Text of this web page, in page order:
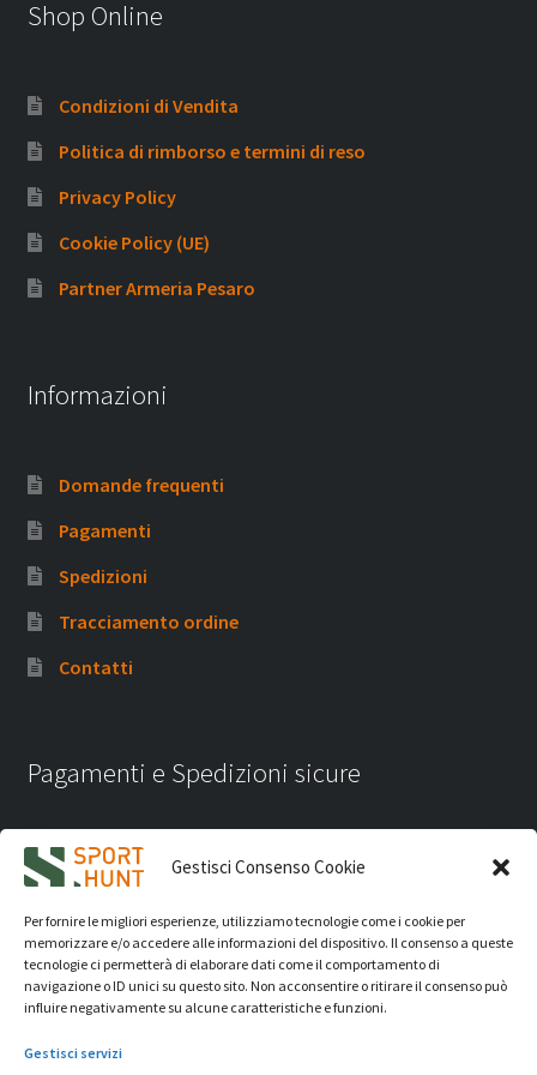
Gestisci Consenso Cookie
Per fornire le migliori esperienze, utilizziamo tecnologie come i cookie per
memorizzare e/o accedere alle informazioni del dispositivo. Il consenso a queste
tecnologie ci permetterà di elaborare dati come il comportamento di
navigazione o ID unici su questo sito. Non acconsentire o ritirare il consenso può
influire negativamente su alcune caratteristiche e funzioni.
Gestisci servizi
Shop Online
Condizioni di Vendita
Politica di rimborso e termini di reso
Privacy Policy
Cookie Policy (UE)
Partner Armeria Pesaro
Informazioni
Domande frequenti
Pagamenti
Spedizioni
Tracciamento ordine
Contatti
Pagamenti e Spedizioni sicure